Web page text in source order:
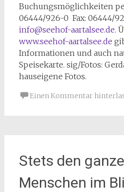
Buchungsmöglichkeiten
06444/926-0 Fax: 06444/
info@seehof-aartalsee.de.
www.seehof-aartalsee.de
Informationen und auch
Speisekarte. sig/Fotos:
hauseigene Fotos.
Einen Kommentar
Stets den
Menschen im